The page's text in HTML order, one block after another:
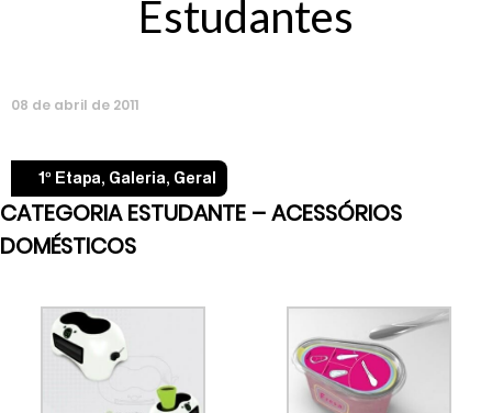
Estudantes
08 de abril de 2011
1º Etapa, Galeria, Geral
CATEGORIA ESTUDANTE – ACESSÓRIOS
DOMÉSTICOS